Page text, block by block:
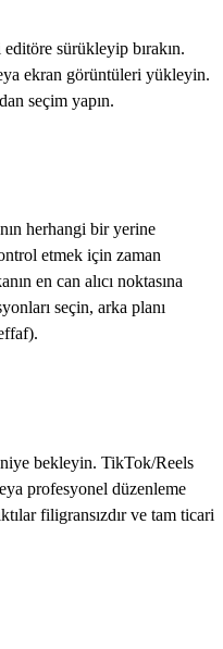
sürükleyip bırakın.
ekran görüntüleri yükleyin.
seçim yapın.
herhangi bir yerine
etmek için zaman
en can alıcı noktasına
seçin, arka planı
bekleyin. TikTok/Reels
profesyonel düzenleme
filigransızdır ve tam ticari